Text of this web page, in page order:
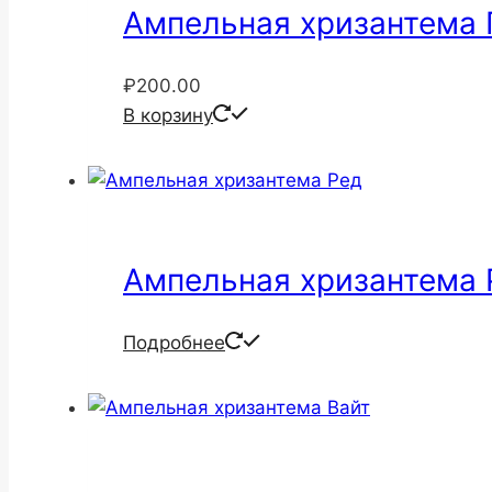
Ампельная хризантема
₽200.00
В корзину
Ампельная хризантема
Подробнее